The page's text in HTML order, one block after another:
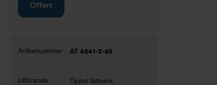
Offert
AT 4541-3-65
Öppet lättverk,